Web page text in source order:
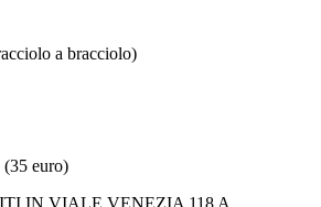
a bracciolo)
(35 euro)
IN VIALE VENEZIA 118 A